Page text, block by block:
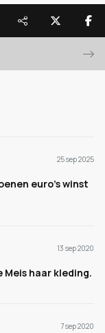
25 sep 2025
euro’s winst
13 sep 2020
Meis haar kleding.
7 sep 2020